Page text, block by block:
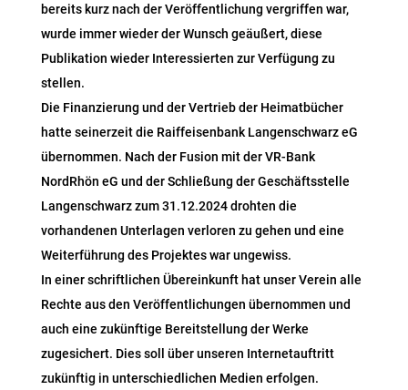
bereits kurz nach der Veröffentlichung vergriffen war,
wurde immer wieder der Wunsch geäußert, diese
Publikation wieder Interessierten zur Verfügung zu
stellen.
Die Finanzierung und der Vertrieb der Heimatbücher
hatte seinerzeit die Raiffeisenbank Langenschwarz eG
übernommen. Nach der Fusion mit der VR-Bank
NordRhön eG und der Schließung der Geschäftsstelle
Langenschwarz zum 31.12.2024 drohten die
vorhandenen Unterlagen verloren zu gehen und eine
Weiterführung des Projektes war ungewiss.
In einer schriftlichen Übereinkunft hat unser Verein alle
Rechte aus den Veröffentlichungen übernommen und
auch eine zukünftige Bereitstellung der Werke
zugesichert. Dies soll über unseren Internetauftritt
zukünftig in unterschiedlichen Medien erfolgen.